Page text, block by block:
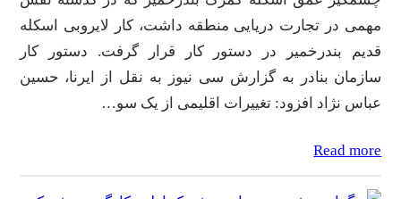
مهمی در تجارت دریایی منطقه داشت، کار لایروبی اسکله
قدیم بندرخمیر در دستور کار قرار گرفت. دستور کار
سازمان بنادر به گزارش سی نیوز به نقل از ایرنا، حسین
عباس نژاد افزود: تغییرات اقلیمی از یک سو…
Read more